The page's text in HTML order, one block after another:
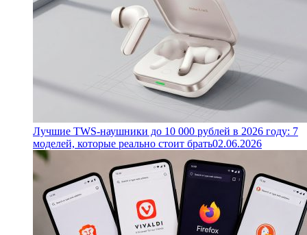
Лучшие TWS-наушники до 10 000 рублей в 2026 году: 7
моделей, которые реально стоит брать02.06.2026